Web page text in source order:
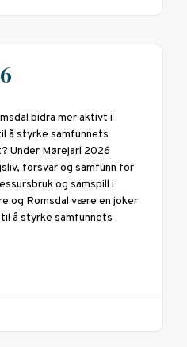
bidra mer aktivt i
å styrke samfunnets
Under Mørejarl 2026
forsvar og samfunn for
og samspill i
og Romsdal være en joker
å styrke samfunnets